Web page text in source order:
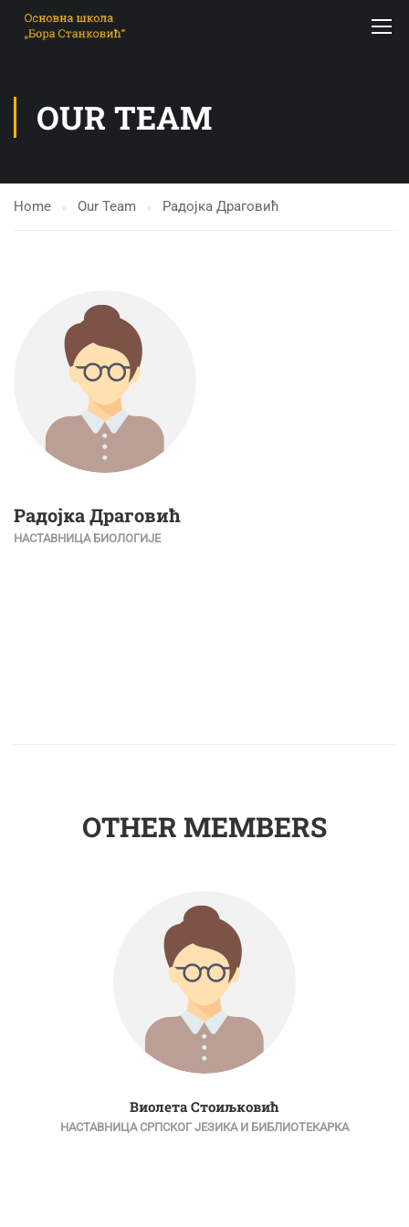
OUR TEAM
Home Our Team Радојка Драговић
Радојка Драговић
НАСТАВНИЦА БИОЛОГИЈЕ
OTHER MEMBERS
Виолета Стоиљковић
НАСТАВНИЦА СРПСКОГ ЈЕЗИКА И БИБЛИОТЕКАРКА